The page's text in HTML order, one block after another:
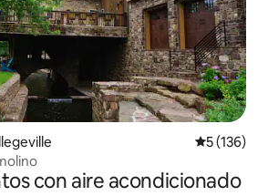
5 (136)
con aire acondicionado